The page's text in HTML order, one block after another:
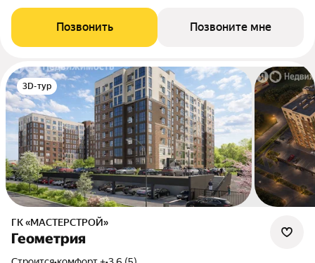
Позвонить Позвоните мне
3D-тур
ГК «МАСТЕРСТРОЙ»
Геометрия